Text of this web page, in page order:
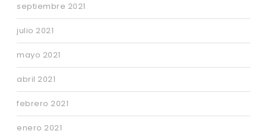
septiembre 2021
julio 2021
mayo 2021
abril 2021
febrero 2021
enero 2021